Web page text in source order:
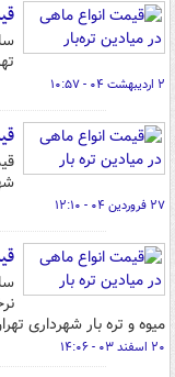
۲ اردیبهشت ۰۴ - ۱۰:۵۷
۲۷ فروردین ۰۴ - ۱۲:۱۰
میوه و تره بار شهرداری
۲۰ اسفند ۰۳ - ۱۴:۰۶